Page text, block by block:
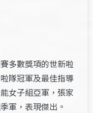
多數獎項的世新啦
隊冠軍及最佳指導
女子組亞軍，張家
軍，表現傑出。